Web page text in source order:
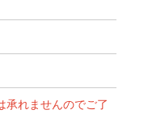
承れませんのでご了